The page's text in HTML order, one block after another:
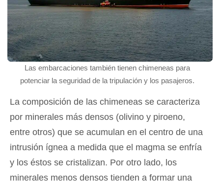
Las embarcaciones también tienen chimeneas para
potenciar la seguridad de la tripulación y los pasajeros.
La composición de las chimeneas se caracteriza
por minerales más densos (olivino y piroeno,
entre otros) que se acumulan en el centro de una
intrusión ígnea a medida que el magma se enfría
y los éstos se cristalizan. Por otro lado, los
minerales menos densos tienden a formar una